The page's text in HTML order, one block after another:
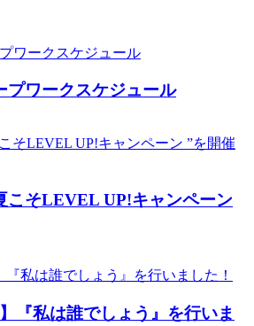
プワークスケジュール
こそLEVEL UP!キャンペーン
『私は誰でしょう』を行いま